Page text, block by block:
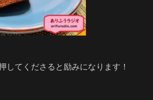
してくださると励みになります！